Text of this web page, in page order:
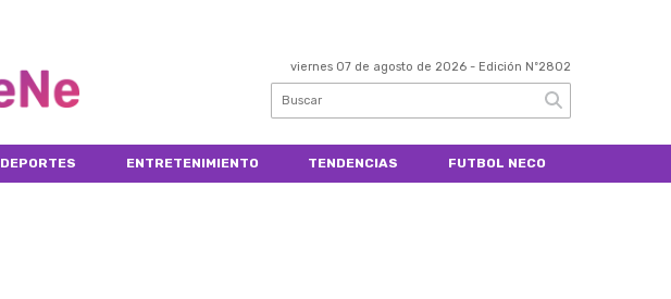
viernes 07 de agosto de 2026 - Edición Nº2802
DEPORTES ENTRETENIMIENTO TENDENCIAS FUTBOL NECO